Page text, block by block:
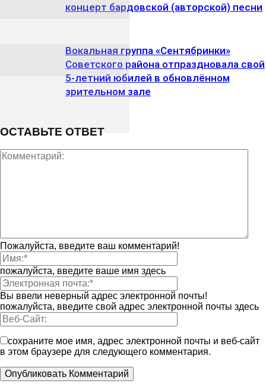
концерт бардовской (авторской) песни
Вокальная группа «Сентябринки»
Советского района отпраздновала свой
5-летний юбилей в обновлённом
зрительном зале
ОСТАВЬТЕ ОТВЕТ
Пожалуйста, введите ваш комментарий!
пожалуйста, введите ваше имя здесь
Вы ввели неверный адрес электронной почты!
пожалуйста, введите свой адрес электронной почты здесь
сохраните мое имя, адрес электронной почты и веб-сайт
в этом браузере для следующего комментария.